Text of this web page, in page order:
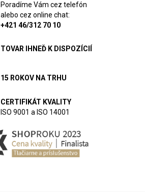
Poradíme Vám cez telefón
alebo cez online chat:
+421 46/312 70 10
TOVAR IHNEĎ K DISPOZÍCIÍ
15 ROKOV NA TRHU
CERTIFIKÁT KVALITY
ISO 9001 a ISO 14001